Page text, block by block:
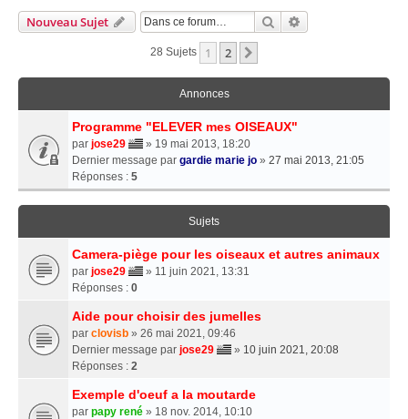
Nouveau Sujet Rechercher
28 Sujets 1 2
Annonces
Programme "ELEVER mes OISEAUX"
par jose29
» 19 mai 2013, 18:20
Dernier message par gardie marie jo » 27 mai 2013, 21:05
Réponses : 5
Sujets
Camera-piège pour les oiseaux et autres animaux
par jose29
» 11 juin 2021, 13:31
Réponses : 0
Aide pour choisir des jumelles
par clovisb » 26 mai 2021, 09:46
Dernier message par jose29 » 10 juin 2021, 20:08
Réponses : 2
Exemple d'oeuf a la moutarde
par papy rené » 18 nov. 2014, 10:10